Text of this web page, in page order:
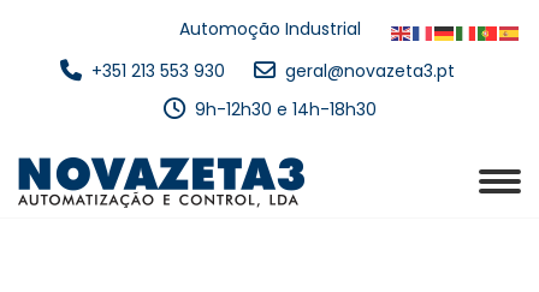
Automoção Industrial
+351 213 553 930
geral@novazeta3.pt
9h-12h30 e 14h-18h30